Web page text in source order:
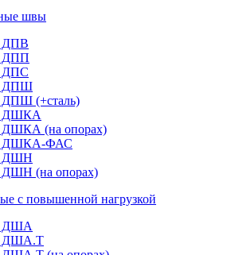
швы
ДПВ
ДПП
ДПС
ДПШ
(+сталь)
ДШКА
(на опорах)
ДШКА-ФАС
ДШН
(на опорах)
с повышенной нагрузкой
ДША
ДША.Т